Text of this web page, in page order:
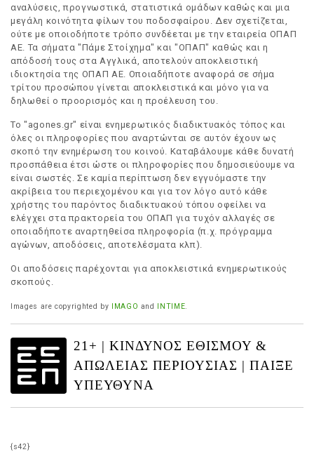
αναλύσεις, προγνωστικά, στατιστικά ομάδων καθώς και μια
μεγάλη κοινότητα φίλων του ποδοσφαίρου. Δεν σχετίζεται,
ούτε με οποιοδήποτε τρόπο συνδέεται με την εταιρεία ΟΠΑΠ
ΑΕ. Τα σήματα "Πάμε Στοίχημα" και "ΟΠΑΠ" καθώς και η
απόδοσή τους στα Αγγλικά, αποτελούν αποκλειστική
ιδιοκτησία της ΟΠΑΠ ΑΕ. Οποιαδήποτε αναφορά σε σήμα
τρίτου προσώπου γίνεται αποκλειστικά και μόνο για να
δηλωθεί ο προορισμός και η προέλευση του.
Το "agones.gr" είναι ενημερωτικός διαδικτυακός τόπος και
όλες οι πληροφορίες που αναρτώνται σε αυτόν έχουν ως
σκοπό την ενημέρωση του κοινού. Καταβάλουμε κάθε δυνατή
προσπάθεια έτσι ώστε οι πληροφορίες που δημοσιεύουμε να
είναι σωστές. Σε καμία περίπτωση δεν εγγυόμαστε την
ακρίβεια του περιεχομένου και για τον λόγο αυτό κάθε
χρήστης του παρόντος διαδικτυακού τόπου οφείλει να
ελέγχει στα πρακτορεία του ΟΠΑΠ για τυχόν αλλαγές σε
οποιαδήποτε αναρτηθείσα πληροφορία (π.χ. πρόγραμμα
αγώνων, αποδόσεις, αποτελέσματα κλπ).
Οι αποδόσεις παρέχονται για αποκλειστικά ενημερωτικούς
σκοπούς.
Images are copyrighted by IMAGO and INTIME.
21+ | ΚΙΝΔΥΝΟΣ ΕΘΙΣΜΟΥ &
ΑΠΩΛΕΙΑΣ ΠΕΡΙΟΥΣΙΑΣ | ΠΑΙΞΕ
ΥΠΕΥΘΥΝΑ
{s42}